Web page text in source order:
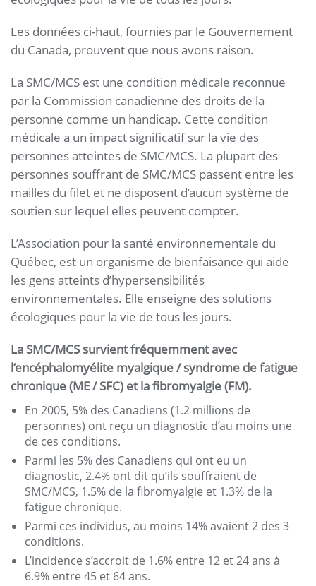
Les données ci-haut, fournies par le Gouvernement
du Canada, prouvent que nous avons raison.
La SMC/MCS est une condition médicale reconnue
par la Commission canadienne des droits de la
personne comme un handicap. Cette condition
médicale a un impact significatif sur la vie des
personnes atteintes de SMC/MCS. La plupart des
personnes souffrant de SMC/MCS passent entre les
mailles du filet et ne disposent d’aucun système de
soutien sur lequel elles peuvent compter.
L’Association pour la santé environnementale du
Québec, est un organisme de bienfaisance qui aide
les gens atteints d’hypersensibilités
environnementales. Elle enseigne des solutions
écologiques pour la vie de tous les jours.
La SMC/MCS survient fréquemment avec
l’encéphalomyélite myalgique / syndrome de fatigue
chronique (ME / SFC) et la fibromyalgie (FM).
En 2005, 5% des Canadiens (1.2 millions de
personnes) ont reçu un diagnostic d’au moins une
de ces conditions.
Parmi les 5% des Canadiens qui ont eu un
diagnostic, 2.4% ont dit qu’ils souffraient de
SMC/MCS, 1.5% de la fibromyalgie et 1.3% de la
fatigue chronique.
Parmi ces individus, au moins 14% avaient 2 des 3
conditions.
L’incidence s’accroit de 1.6% entre 12 et 24 ans à
6.9% entre 45 et 64 ans.